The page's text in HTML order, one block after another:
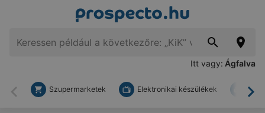
Itt vagy: Ágfalva
Vissza
Szupermarketek Elektronikai készülékek